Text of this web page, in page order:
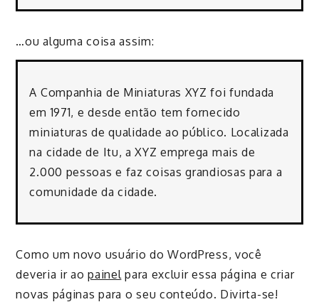
…ou alguma coisa assim:
A Companhia de Miniaturas XYZ foi fundada
em 1971, e desde então tem fornecido
miniaturas de qualidade ao público. Localizada
na cidade de Itu, a XYZ emprega mais de
2.000 pessoas e faz coisas grandiosas para a
comunidade da cidade.
Como um novo usuário do WordPress, você
deveria ir aopainel para excluir essa página e criar
novas páginas para o seu conteúdo. Divirta-se!